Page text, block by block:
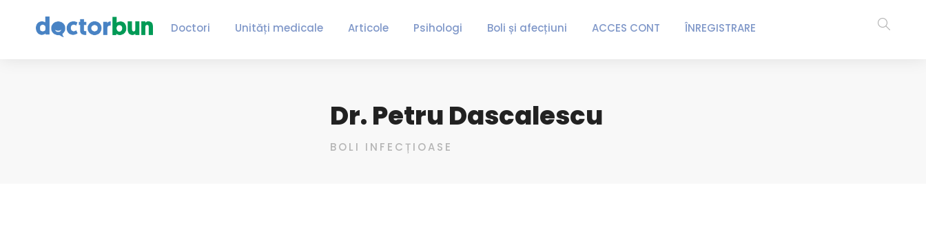
Doctori Unități medicale Articole Psihologi Boli și afecțiuni ACCES CONT ÎNREGISTRARE
Dr. Petru Dascalescu
BOLI INFECȚIOASE